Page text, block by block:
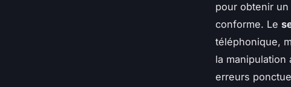
pour obtenir un
conforme. Le
téléphonique,
la
erreurs